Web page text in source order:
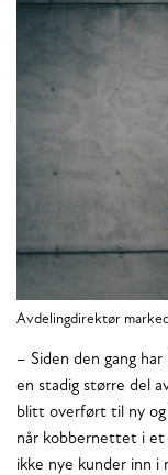
Avdelingdirektør
– Siden den gang
en stadig større del
blitt overført til ny
når kobbernettet i
ikke nye kunder inn i